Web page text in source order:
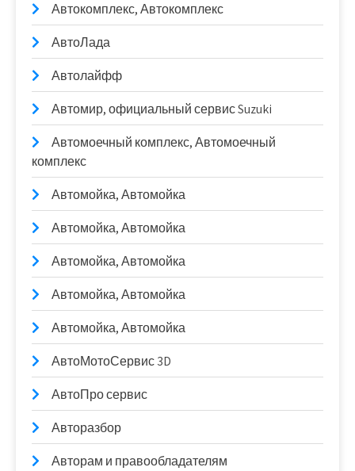
Автокомплекс, Автокомплекс
АвтоЛада
Автолайфф
Автомир, официальный сервис Suzuki
Автомоечный комплекс, Автомоечный
комплекс
Автомойка, Автомойка
Автомойка, Автомойка
Автомойка, Автомойка
Автомойка, Автомойка
Автомойка, Автомойка
АвтоМотоСервис 3D
АвтоПро сервис
Авторазбор
Авторам и правообладателям